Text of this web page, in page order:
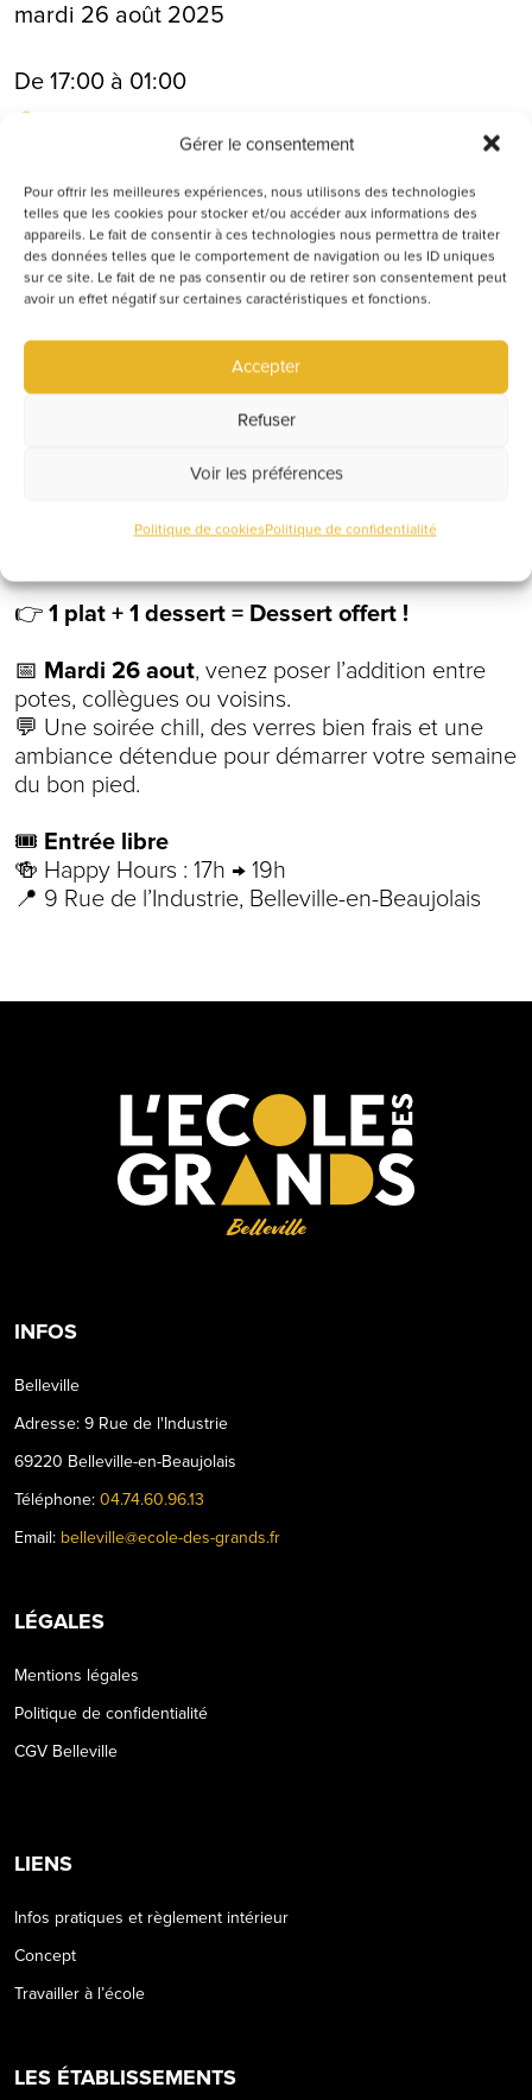
Gérer le consentement
Pour offrir les meilleures expériences, nous utilisons des technologies
telles que les cookies pour stocker et/ou accéder aux informations des
appareils. Le fait de consentir à ces technologies nous permettra de traiter
des données telles que le comportement de navigation ou les ID uniques
sur ce site. Le fait de ne pas consentir ou de retirer son consentement peut
avoir un effet négatif sur certaines caractéristiques et fonctions.
Accepter
Refuser
Voir les préférences
Politique de cookiesPolitique de confidentialité
mardi 26 août 2025
De 17:00 à 01:00
9 Rue de l'Industrie, 69220
RESERVER
📍L’École des Grands Belleville-en-Beaujolais
votre prochain afterwork !
👉 1 plat + 1 dessert = Dessert offert !
📅 Mardi 26 aout, venez poser l’addition entre
potes, collègues ou voisins.
💬 Une soirée chill, des verres bien frais et une
ambiance détendue pour démarrer votre semaine
du bon pied.
🎟️ Entrée libre
🍻 Happy Hours : 17h → 19h
📍 9 Rue de l’Industrie, Belleville-en-Beaujolais
Belleville
INFOS
Belleville
Adresse: 9 Rue de l'Industrie
69220 Belleville-en-Beaujolais
Téléphone: 04.74.60.96.13
Email: belleville@ecole-des-grands.fr
LÉGALES
Mentions légales
Politique de confidentialité
CGV Belleville
LIENS
Infos pratiques et règlement intérieur
Concept
Travailler à l’école
LES ÉTABLISSEMENTS